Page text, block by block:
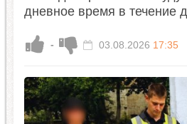
дневное время в течение
- 03.08.2026 17:35